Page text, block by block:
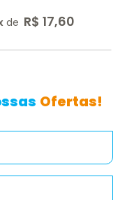
de R$ 17,60
Ofertas!